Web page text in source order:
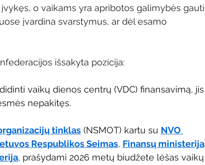
o vaikams yra apribotos galimybės gauti
įvardina svarstymus, ar dėl esamo
išsakyta pozicija:
vaikų dienos centrų (VDC) finansavimą, jis
nepakitęs.
tinklas (NSMOT) kartu su NVO
Respublikos Seimas, Finansų ministerija
, prašydami 2026 metų biudžete lėšas vaikų